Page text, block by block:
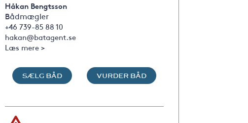
Håkan Bengtsson
Bådmægler
+46 739-85 88 10
hakan@batagent.se
Læs mere >
SÆLG BÅD VURDER BÅD